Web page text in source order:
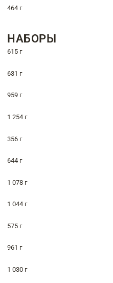
464 г
НАБОРЫ
615 г
631 г
959 г
1 254 г
356 г
644 г
1 078 г
1 044 г
575 г
961 г
1 030 г